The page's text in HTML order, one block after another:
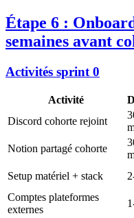
Étape 6 :
semaines avant
Activités sprint 0
Activité
Discord cohorte rejoint
Notion partagé cohorte
Setup matériel + stack
Comptes plateformes
externes